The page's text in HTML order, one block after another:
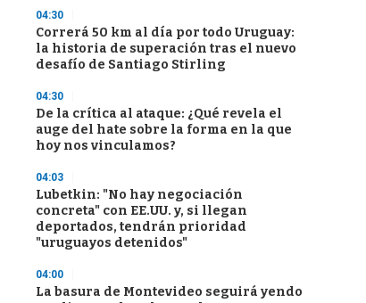
04:30
Correrá 50 km al día por todo Uruguay:
la historia de superación tras el nuevo
desafío de Santiago Stirling
04:30
De la crítica al ataque: ¿Qué revela el
auge del hate sobre la forma en la que
hoy nos vinculamos?
04:03
Lubetkin: "No hay negociación
concreta" con EE.UU. y, si llegan
deportados, tendrán prioridad
"uruguayos detenidos"
04:00
La basura de Montevideo seguirá yendo